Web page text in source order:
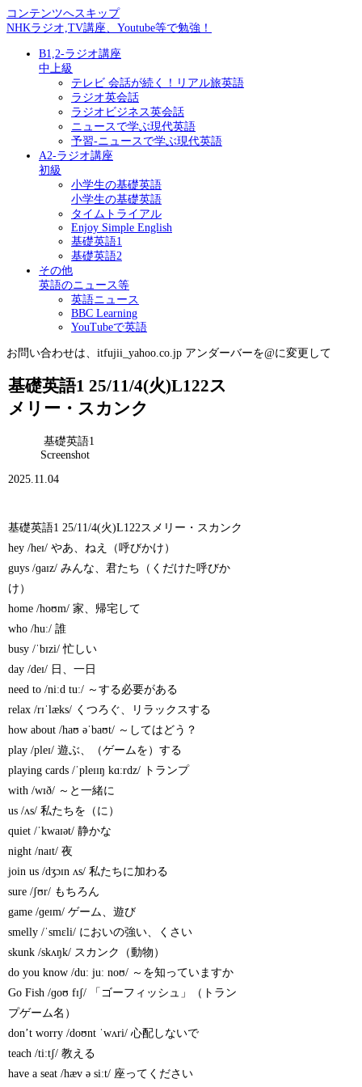
コンテンツへスキップ
NHKラジオ,TV講座、Youtube等で勉強！
B1,2-ラジオ講座
中上級
テレビ 会話が続く！リアル旅英語
ラジオ英会話
ラジオビジネス英会話
ニュースで学ぶ現代英語
予習-ニュースで学ぶ現代英語
A2-ラジオ講座
初級
小学生の基礎英語
小学生の基礎英語
タイムトライアル
Enjoy Simple English
基礎英語1
基礎英語2
その他
英語のニュース等
英語ニュース
BBC Learning
YouTubeで英語
お問い合わせは、itfujii_yahoo.co.jp アンダーバーを@に変更して
基礎英語1 25/11/4(火)L122ス
メリー・スカンク
基礎英語1
Screenshot
2025.11.04
基礎英語1 25/11/4(火)L122スメリー・スカンク
hey /heɪ/ やあ、ねえ（呼びかけ）
guys /ɡaɪz/ みんな、君たち（くだけた呼びか
け）
home /hoʊm/ 家、帰宅して
who /huː/ 誰
busy /ˈbɪzi/ 忙しい
day /deɪ/ 日、一日
need to /niːd tuː/ ～する必要がある
relax /rɪˈlæks/ くつろぐ、リラックスする
how about /haʊ əˈbaʊt/ ～してはどう？
play /pleɪ/ 遊ぶ、（ゲームを）する
playing cards /ˈpleɪɪŋ kɑːrdz/ トランプ
with /wɪð/ ～と一緒に
us /ʌs/ 私たちを（に）
quiet /ˈkwaɪət/ 静かな
night /naɪt/ 夜
join us /dʒɔɪn ʌs/ 私たちに加わる
sure /ʃʊr/ もちろん
game /ɡeɪm/ ゲーム、遊び
smelly /ˈsmɛli/ においの強い、くさい
skunk /skʌŋk/ スカンク（動物）
do you know /duː juː noʊ/ ～を知っていますか
Go Fish /ɡoʊ fɪʃ/ 「ゴーフィッシュ」（トラン
プゲーム名）
don’t worry /doʊnt ˈwʌri/ 心配しないで
teach /tiːtʃ/ 教える
have a seat /hæv ə siːt/ 座ってください